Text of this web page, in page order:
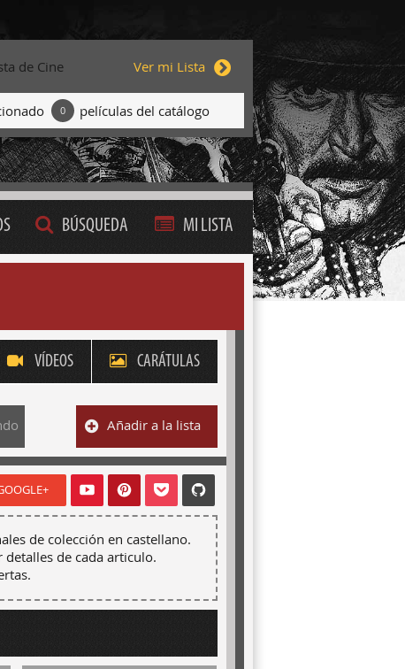
de Cine Ver mi Lista
0 películas del catálogo
BÚSQUEDA MI LISTA
VÍDEOS CARÁTULAS
Añadir a la lista
de colección en castellano.
de cada articulo.